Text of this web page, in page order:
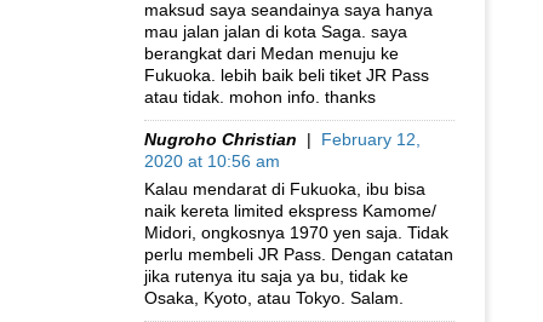
maksud saya seandainya saya hanya
mau jalan jalan di kota Saga. saya
berangkat dari Medan menuju ke
Fukuoka. lebih baik beli tiket JR Pass
atau tidak. mohon info. thanks
Nugroho Christian | February 12,
2020 at 10:56 am
Kalau mendarat di Fukuoka, ibu bisa
naik kereta limited ekspress Kamome/
Midori, ongkosnya 1970 yen saja. Tidak
perlu membeli JR Pass. Dengan catatan
jika rutenya itu saja ya bu, tidak ke
Osaka, Kyoto, atau Tokyo. Salam.